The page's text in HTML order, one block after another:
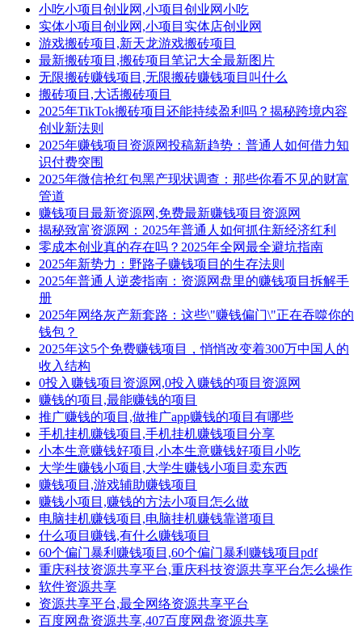
小吃小项目创业网,小项目创业网小吃
实体小项目创业网,小项目实体店创业网
游戏搬砖项目,新天龙游戏搬砖项目
最新搬砖项目,搬砖项目笔记大全最新图片
无限搬砖赚钱项目,无限搬砖赚钱项目叫什么
搬砖项目,大话搬砖项目
2025年TikTok搬砖项目还能持续盈利吗？揭秘跨境内容
创业新法则
2025年赚钱项目资源网投稿新趋势：普通人如何借力知
识付费突围
2025年微信抢红包黑产现状调查：那些你看不见的财富
管道
赚钱项目最新资源网,免费最新赚钱项目资源网
揭秘致富资源网：2025年普通人如何抓住新经济红利
零成本创业真的存在吗？2025年全网最全避坑指南
2025年新势力：野路子赚钱项目的生存法则
2025年普通人逆袭指南：资源网盘里的赚钱项目拆解手
册
2025年网络灰产新套路：这些\"赚钱偏门\"正在吞噬你的
钱包？
2025年这5个免费赚钱项目，悄悄改变着300万中国人的
收入结构
0投入赚钱项目资源网,0投入赚钱的项目资源网
赚钱的项目,最能赚钱的项目
推广赚钱的项目,做推广app赚钱的项目有哪些
手机挂机赚钱项目,手机挂机赚钱项目分享
小本生意赚钱好项目,小本生意赚钱好项目小吃
大学生赚钱小项目,大学生赚钱小项目卖东西
赚钱项目,游戏辅助赚钱项目
赚钱小项目,赚钱的方法小项目怎么做
电脑挂机赚钱项目,电脑挂机赚钱靠谱项目
什么项目赚钱,有什么赚钱项目
60个偏门暴利赚钱项目,60个偏门暴利赚钱项目pdf
重庆科技资源共享平台,重庆科技资源共享平台怎么操作
软件资源共享
资源共享平台,最全网络资源共享平台
百度网盘资源共享,407百度网盘资源共享